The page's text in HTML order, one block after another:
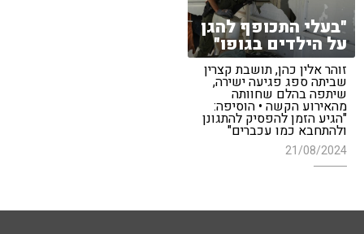
"בעלי התכופף להגן
על הילדים בגופו"
זוהר אלין כהן, תושבת קצרין
שביתה ספג פגיעה ישירה,
שיתפה בהלם שחוותה
מהאירוע הקשה • הוסיפה:
"הגיע הזמן להפסיק להתגונן
ולהתחבא כמו עכברים"
21/08/2024